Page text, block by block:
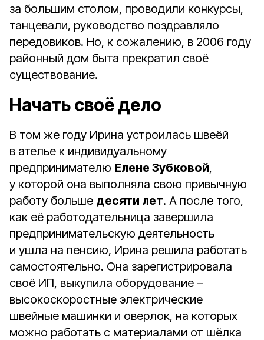
за большим столом, проводили конкурсы,
танцевали, руководство поздравляло
передовиков. Но, к сожалению, в 2006 году
районный дом быта прекратил своё
существование.
Начать своё дело
В том же году Ирина устроилась швеёй
в ателье к индивидуальному
предпринимателю Елене Зубковой,
у которой она выполняла свою привычную
работу больше десяти лет. А после того,
как её работодательница завершила
предпринимательскую деятельность
и ушла на пенсию, Ирина решила работать
самостоятельно. Она зарегистрировала
своё ИП, выкупила оборудование –
высокоскоростные электрические
швейные машинки и оверлок, на которых
можно работать с материалами от шёлка